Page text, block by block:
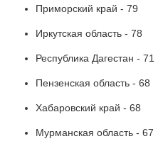
Приморский край - 79
Иркутская область - 78
Республика Дагестан - 71
Пензенская область - 68
Хабаровский край - 68
Мурманская область - 67